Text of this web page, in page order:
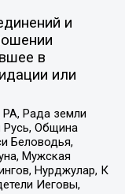
и
в
или
РА, Рада земли
Община
Беловодья,
Мужская
Нурджулар, К
Иеговы,